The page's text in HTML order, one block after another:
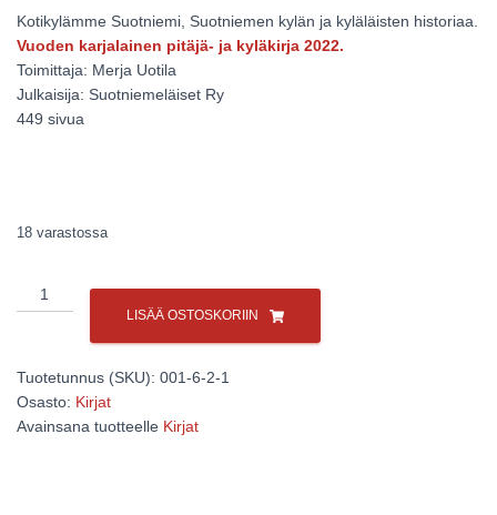
Kotikylämme Suotniemi, Suotniemen kylän ja kyläläisten historiaa.
Vuoden karjalainen pitäjä- ja kyläkirja 2022.
Toimittaja: Merja Uotila
Julkaisija: Suotniemeläiset Ry
449 sivua
18 varastossa
Kotikylämme
Suotniemi
LISÄÄ OSTOSKORIIN
Tuotetunnus (SKU): 001-6-2-1
Osasto: Kirjat
Avainsana tuotteelle Kirjat